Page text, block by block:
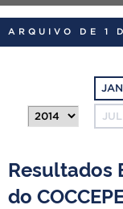
COBALTO
CONCURSOS
OUVIDORIA
TELEFONES
ARQUIVO DE 1
JAN
JUL
Resultados
do